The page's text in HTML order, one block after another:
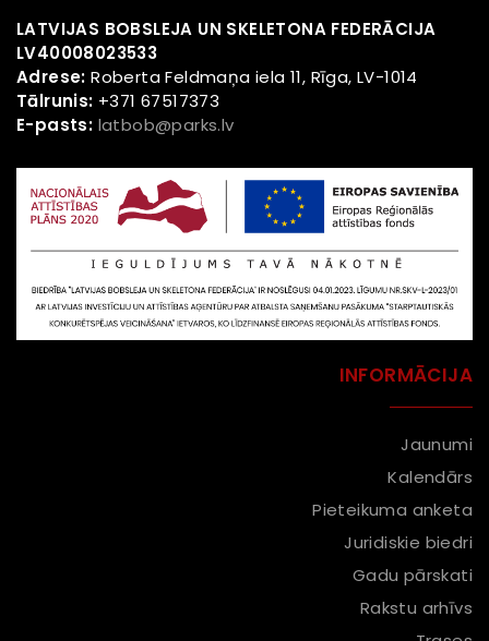
LATVIJAS BOBSLEJA UN SKELETONA FEDERĀCIJA
LV40008023533
Adrese:Roberta Feldmaņa iela 11, Rīga, LV-1014
Tālrunis: +371 67517373
E-pasts: latbob@parks.lv
INFORMĀCIJA
Jaunumi
Kalendārs
Pieteikuma anketa
Juridiskie biedri
Gadu pārskati
Rakstu arhīvs